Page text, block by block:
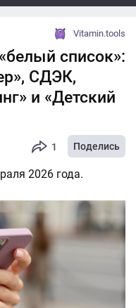
Vitamin.tools
список»:
СДЭК,
и «Детский
1 Поделись
2026 года.